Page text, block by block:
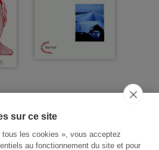
sur ce site
tous les cookies », vous acceptez
au fonctionnement du site et pour
THÉMATIQUE